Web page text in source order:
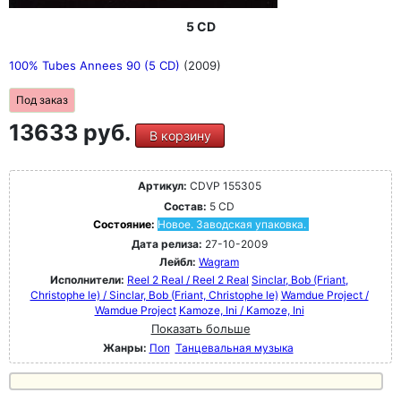
5 CD
100% Tubes Annees 90 (5 CD) (2009)
Под заказ
13633 руб. В корзину
Артикул: CDVP 155305
Состав: 5 CD
Состояние: Новое. Заводская упаковка.
Дата релиза: 27-10-2009
Лейбл: Wagram
Исполнители: Reel 2 Real / Reel 2 Real Sinclar, Bob (Friant,
Christophe le) / Sinclar, Bob (Friant, Christophe le) Wamdue Project /
Wamdue Project Kamoze, Ini / Kamoze, Ini
Показать больше
Жанры: Поп Танцевальная музыка